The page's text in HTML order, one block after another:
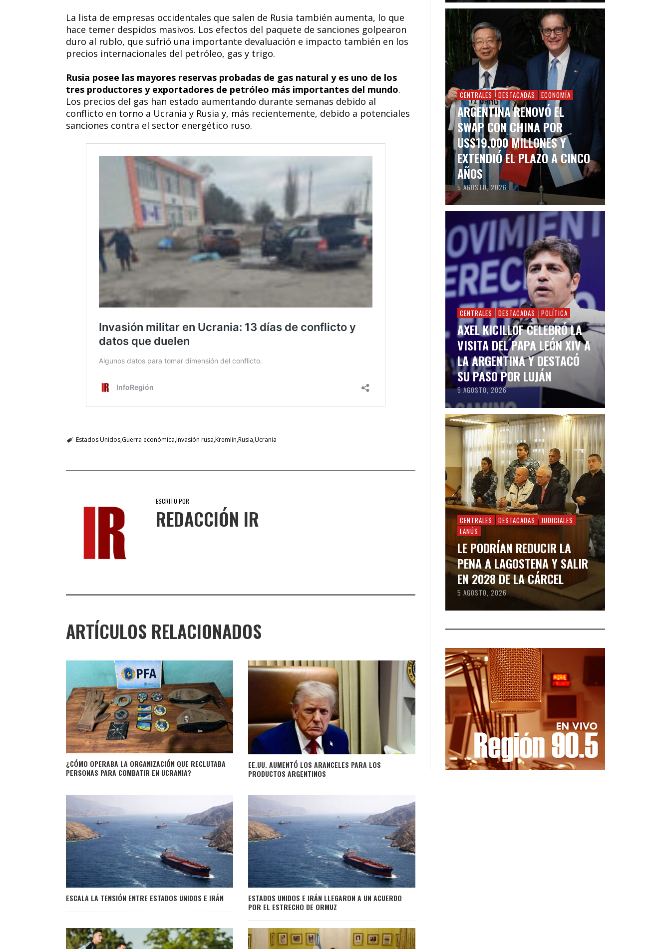
La lista de empresas occidentales que salen de Rusia también aumenta, lo que
hace temer despidos masivos. Los efectos del paquete de sanciones golpearon
duro al rublo, que sufrió una importante devaluación e impacto también en los
precios internacionales del petróleo, gas y trigo.
Rusia posee las mayores reservas probadas de gas natural y es uno de los
tres productores y exportadores de petróleo más importantes del mundo.
Los precios del gas han estado aumentando durante semanas debido al
conflicto en torno a Ucrania y Rusia y, más recientemente, debido a potenciales
sanciones contra el sector energético ruso.
Estados UnidosGuerra económica Invasión rusa Kremlin Rusia Ucrania
ESCRITO POR
REDACCIÓN IR
ARTÍCULOS RELACIONADOS
¿CÓMO OPERABA LA ORGANIZACIÓN QUE RECLUTABA
PERSONAS PARA COMBATIR EN UCRANIA?
EE.UU. AUMENTÓ LOS ARANCELES PARA LOS
PRODUCTOS ARGENTINOS
ESCALA LA TENSIÓN ENTRE ESTADOS UNIDOS E IRÁN
ESTADOS UNIDOS E IRÁN LLEGARON A UN ACUERDO
POR EL ESTRECHO DE ORMUZ
CENTRALES DESTACADAS ECONOMÍA
ARGENTINA RENOVÓ EL
SWAP CON CHINA POR
US$19.000 MILLONES Y
EXTENDIÓ EL PLAZO A CINCO
AÑOS
5 AGOSTO, 2026
CENTRALES DESTACADAS POLÍTICA
AXEL KICILLOF CELEBRÓ LA
VISITA DEL PAPA LEÓN XIV A
LA ARGENTINA Y DESTACÓ
SU PASO POR LUJÁN
5 AGOSTO, 2026
CENTRALES DESTACADAS
JUDICIALES
LANÚS
LE PODRÍAN REDUCIR LA
PENA A LAGOSTENA Y SALIR
EN 2028 DE LA CÁRCEL
5 AGOSTO, 2026